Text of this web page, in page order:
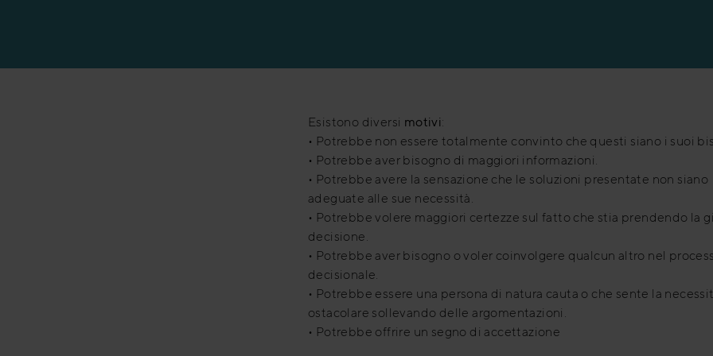
Esistono diversi motivi:
• Potrebbe non essere totalmente convinto che questi siano i suoi
• Potrebbe aver bisogno di maggiori informazioni.
• Potrebbe avere la sensazione che le soluzioni presentate non siano
adeguate alle sue necessità.
• Potrebbe volere maggiori certezze sul fatto che stia prendendo la
decisione.
• Potrebbe aver bisogno o voler coinvolgere qualcun altro nel
decisionale.
• Potrebbe essere una persona di natura cauta o che sente la
ostacolare sollevando delle argomentazioni.
• Potrebbe offrire un segno di accettazione